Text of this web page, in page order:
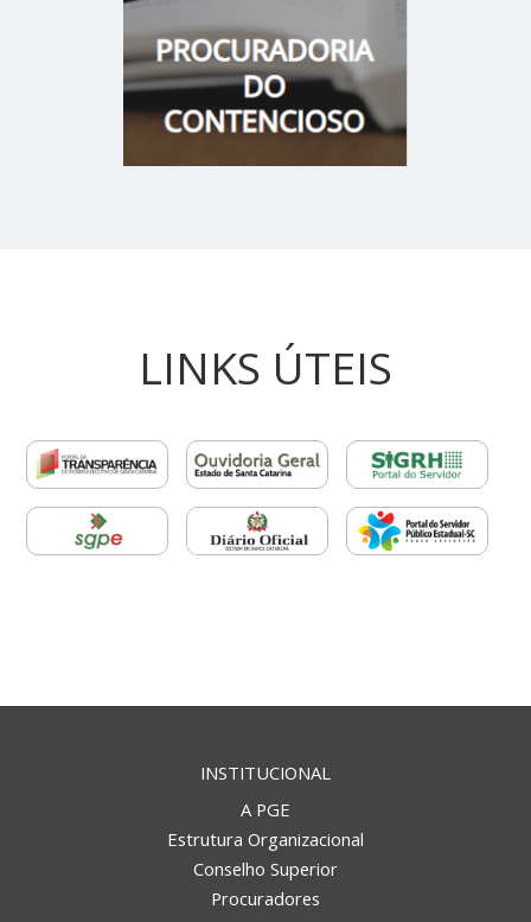
LINKS ÚTEIS
INSTITUCIONAL
A PGE
Estrutura Organizacional
Conselho Superior
Procuradores